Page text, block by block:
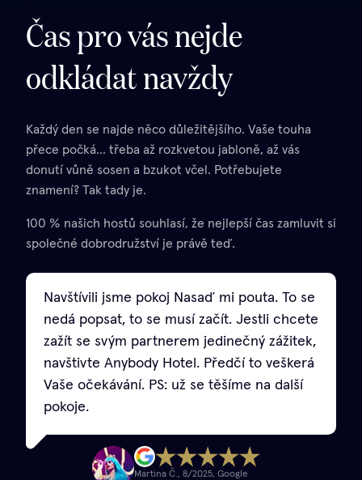
Čas pro vás nejde
odkládat navždy
Každý den se najde něco důležitějšího. Vaše touha
přece počká... třeba až rozkvetou jabloně, až vás
donutí vůně sosen a bzukot včel. Potřebujete
znamení? Tak tady je.
100 % našich hostů souhlasí, že nejlepší čas zamluvit si
společné dobrodružství je právě teď.
Navštívili jsme pokoj Nasaď mi pouta. To se
nedá popsat, to se musí začít. Jestli chcete
zažít se svým partnerem jedinečný zážitek,
navštivte Anybody Hotel. Předčí to veškerá
Vaše očekávání. PS: už se těšíme na další
pokoje.
Martina Č. ,8/2025 ,Google